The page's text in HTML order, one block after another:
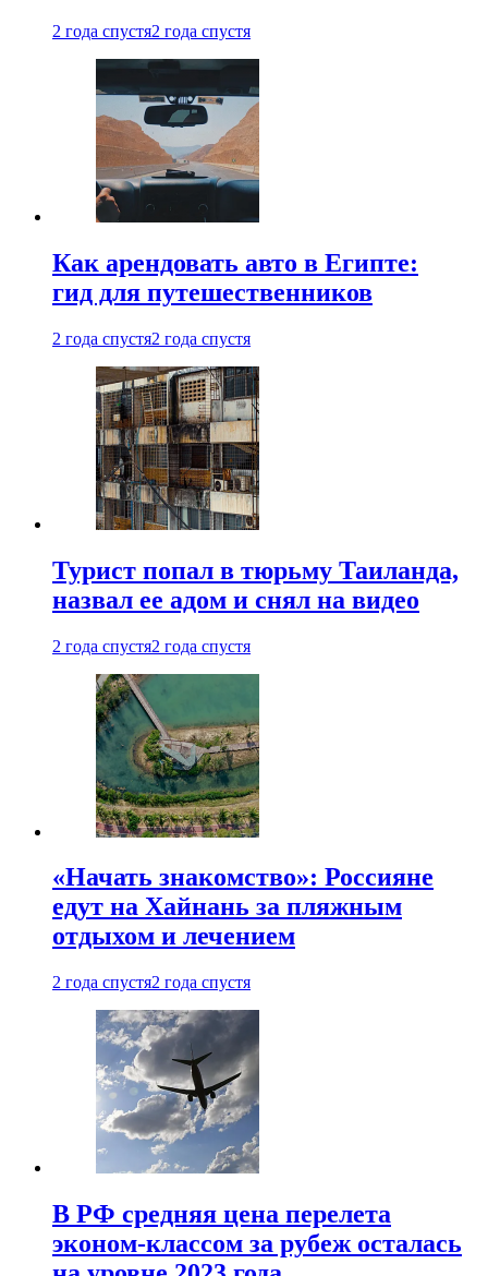
2 года спустя2 года спустя
Как арендовать авто в Египте:
гид для путешественников
2 года спустя2 года спустя
Турист попал в тюрьму Таиланда,
назвал ее адом и снял на видео
2 года спустя2 года спустя
«Начать знакомство»: Россияне
едут на Хайнань за пляжным
отдыхом и лечением
2 года спустя2 года спустя
В РФ средняя цена перелета
эконом-классом за рубеж осталась